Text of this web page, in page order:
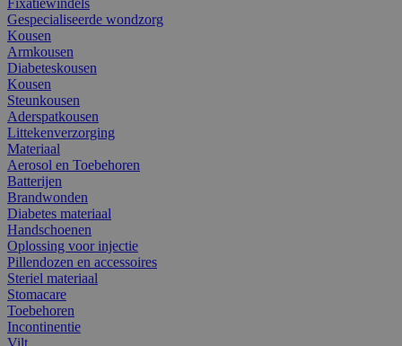
Gespecialiseerde wondzorg
Kousen
Armkousen
Diabeteskousen
Kousen
Steunkousen
Aderspatkousen
Littekenverzorging
Materiaal
Aerosol en Toebehoren
Batterijen
Brandwonden
Diabetes materiaal
Handschoenen
Oplossing voor injectie
Pillendozen en accessoires
Steriel materiaal
Stomacare
Toebehoren
Incontinentie
Vilt